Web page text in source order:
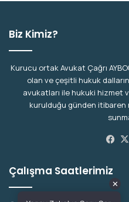
Biz Kimiz?
Kurucu ortak Avukat Çağrı
olan ve çeşitli hukuk
avukatları ile hukuki hizmet
kurulduğu günden
Çalışma Saatlerimiz
✕